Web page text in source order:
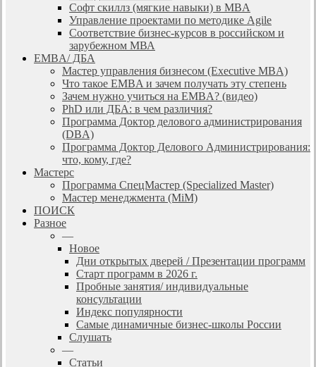
Софт скиллз (мягкие навыки) в MBA
Управление проектами по методике Agile
Соответствие бизнес-курсов в российском и
зарубежном МВА
EMBA/ ДБA
Мастер управления бизнесом (Executive MBA)
Что такое EMBA и зачем получать эту степень
Зачем нужно учиться на EMBA? (видео)
PhD или ДБА: в чем различия?
Программа Доктор делового администрирования
(DBА)
Программа Доктор Делового Администрирования:
что, кому, где?
Мастерс
Программа СпецМастер (Specialized Master)
Мастер менеджмента (MiM)
ПОИСК
Разное
—
Новое
Дни открытых дверей / Презентации программ
Старт программ в 2026 г.
Пробные занятия/ индивидуальные
консультации
Индекс популярности
Самые динамичные бизнес-школы России
Слушать
—
Статьи